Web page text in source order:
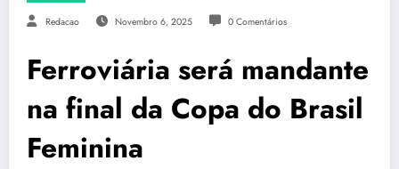
Redacao Novembro 6, 2025 0 Comentários
Ferroviária será mandante
na final da Copa do Brasil
Feminina